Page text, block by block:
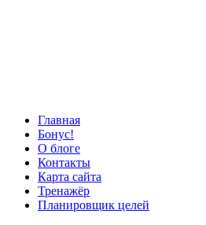
Главная
Бонус!
О блоге
Контакты
Карта сайта
Тренажёр
Планировщик целей